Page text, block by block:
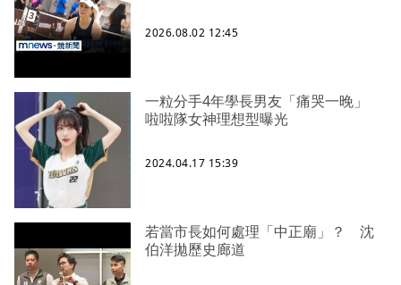
2026.08.02 12:45
一粒分手4年學長男友「痛哭一晚」
啦啦隊女神理想型曝光
2024.04.17 15:39
若當市長如何處理「中正廟」？ 沈
伯洋拋歷史廊道